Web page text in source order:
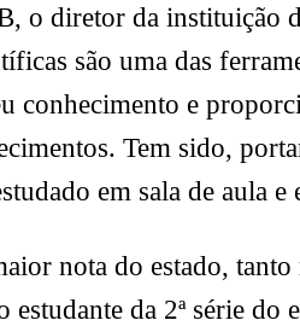
o diretor da instituição
são uma das
conhecimento e
Tem sido,
em sala de aula
nota do estado,
estudante da 2ª série